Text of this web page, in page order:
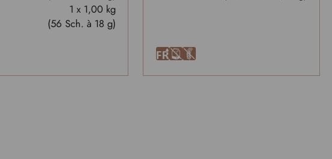
1 x 1,00 kg
(56 Sch. à 18 g)
FA U